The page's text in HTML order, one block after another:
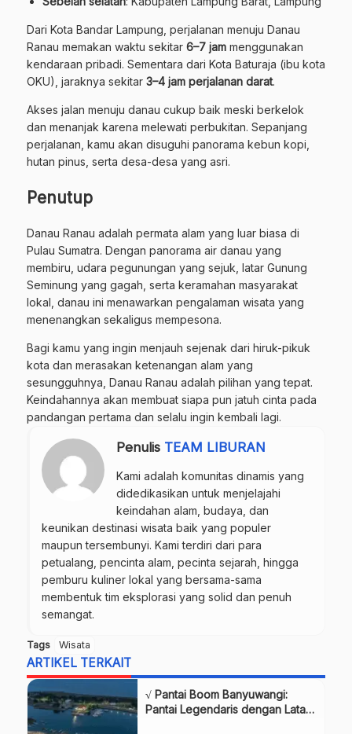
Dari Kota Bandar Lampung, perjalanan menuju Danau
Ranau memakan waktu sekitar 6–7 jam menggunakan
kendaraan pribadi. Sementara dari Kota Baturaja (ibu kota
OKU), jaraknya sekitar 3–4 jam perjalanan darat.
Akses jalan menuju danau cukup baik meski berkelok
dan menanjak karena melewati perbukitan. Sepanjang
perjalanan, kamu akan disuguhi panorama kebun kopi,
hutan pinus, serta desa-desa yang asri.
Penutup
Danau Ranau adalah permata alam yang luar biasa di
Pulau Sumatra. Dengan panorama air danau yang
membiru, udara pegunungan yang sejuk, latar Gunung
Seminung yang gagah, serta keramahan masyarakat
lokal, danau ini menawarkan pengalaman wisata yang
menenangkan sekaligus mempesona.
Bagi kamu yang ingin menjauh sejenak dari hiruk-pikuk
kota dan merasakan ketenangan alam yang
sesungguhnya, Danau Ranau adalah pilihan yang tepat.
Keindahannya akan membuat siapa pun jatuh cinta pada
pandangan pertama dan selalu ingin kembali lagi.
Penulis TEAM LIBURAN
Kami adalah komunitas dinamis yang
didedikasikan untuk menjelajahi
keindahan alam, budaya, dan
keunikan destinasi wisata baik yang populer
maupun tersembunyi. Kami terdiri dari para
petualang, pencinta alam, pecinta sejarah, hingga
pemburu kuliner lokal yang bersama-sama
membentuk tim eksplorasi yang solid dan penuh
semangat.
Tags Wisata
ARTIKEL TERKAIT
√ Pantai Boom Banyuwangi:
Pantai Legendaris dengan Latar